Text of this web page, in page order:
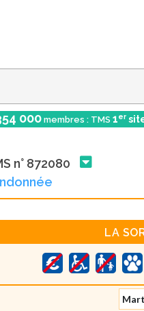
000membres : TMS 1er
n° 872080
LA